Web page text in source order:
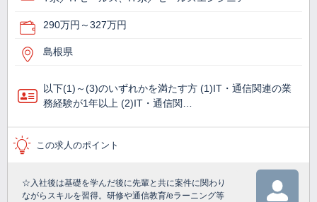
290万円～327万円
島根県
以下(1)～(3)のいずれかを満たす方 (1)IT・通信関連の業
務経験が1年以上 (2)IT・通信関…
この求人のポイント
☆入社後は基礎を学んだ後に先輩と共に案件に関わり
ながらスキルを習得。研修や通信教育/eラーニング等